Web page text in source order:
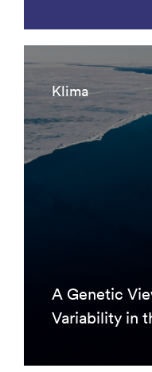
Klima
A Genetic
Variability in